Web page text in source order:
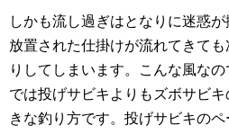
しかも流し過ぎはとなりに迷惑
放置された仕掛けが流れてきて
りしてしまいます。こんな風な
では投げサビキよりもズボサビ
きな釣り方です。投げサビキの